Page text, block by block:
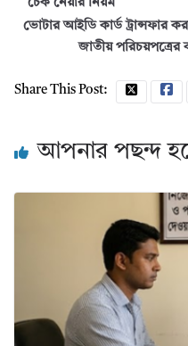
চেক নেয়ার নিয়ম
ভোটার আইডি কার্ড ট্রান্সফার
জাতীয় পরিচয়পত্রের
Share This Post:
আপনার পছন্দ